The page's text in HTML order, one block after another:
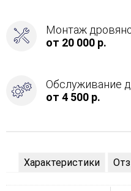
Монтаж
от 20 000 р.
Обслуживание
от 4 500 р.
Характеристики